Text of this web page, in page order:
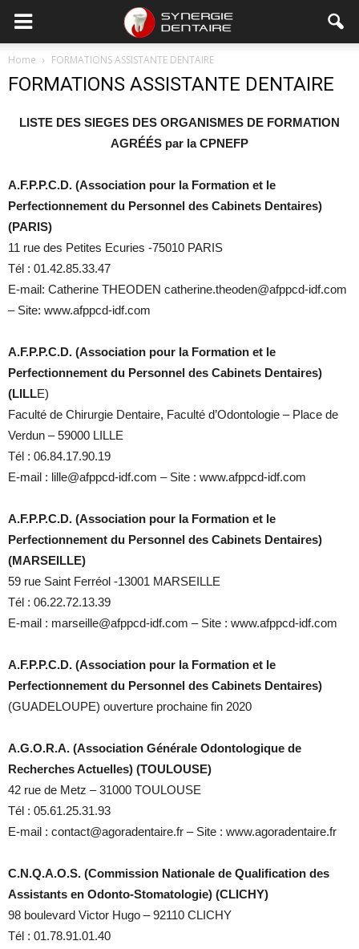
Home FORMATIONS ASSISTANTE DENTAIRE
FORMATIONS ASSISTANTE DENTAIRE
LISTE DES SIEGES DES ORGANISMES DE FORMATION
AGRÉÉS par la CPNEFP
A.F.P.P.C.D. (Association pour la Formation et le
Perfectionnement du Personnel des Cabinets Dentaires)
(PARIS)
11 rue des Petites Ecuries -75010 PARIS
Tél : 01.42.85.33.47
E-mail: Catherine THEODEN catherine.theoden@afppcd-idf.com
– Site: www.afppcd-idf.com
A.F.P.P.C.D. (Association pour la Formation et le
Perfectionnement du Personnel des Cabinets Dentaires)
(LILLE)
Faculté de Chirurgie Dentaire, Faculté d’Odontologie – Place de
Verdun – 59000 LILLE
Tél : 06.84.17.90.19
E-mail : lille@afppcd-idf.com – Site : www.afppcd-idf.com
A.F.P.P.C.D. (Association pour la Formation et le
Perfectionnement du Personnel des Cabinets Dentaires)
(MARSEILLE)
59 rue Saint Ferréol -13001 MARSEILLE
Tél : 06.22.72.13.39
E-mail : marseille@afppcd-idf.com – Site : www.afppcd-idf.com
A.F.P.P.C.D. (Association pour la Formation et le
Perfectionnement du Personnel des Cabinets Dentaires)
(GUADELOUPE) ouverture prochaine fin 2020
A.G.O.R.A. (Association Générale Odontologique de
Recherches Actuelles) (TOULOUSE)
42 rue de Metz – 31000 TOULOUSE
Tél : 05.61.25.31.93
E-mail : contact@agoradentaire.fr – Site : www.agoradentaire.fr
C.N.Q.A.O.S. (Commission Nationale de Qualification des
Assistants en Odonto-Stomatologie) (CLICHY)
98 boulevard Victor Hugo – 92110 CLICHY
Tél : 01.78.91.01.40